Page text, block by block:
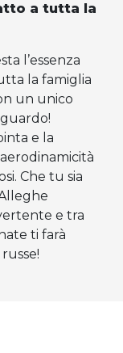
a tutta la
l’essenza
la famiglia
un unico
e la
Che tu sia
e tra
ti farà